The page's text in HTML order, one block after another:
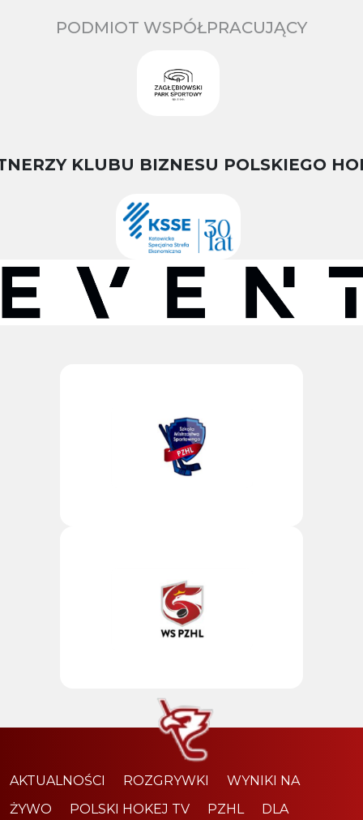
PODMIOT WSPÓŁPRACUJĄCY
KLUBU BIZNESU POLSKIEGO
AKTUALNOŚCI ROZGRYWKI
WYNIKI NA
ŻYWO
POLSKI HOKEJ TV PZHL DLA